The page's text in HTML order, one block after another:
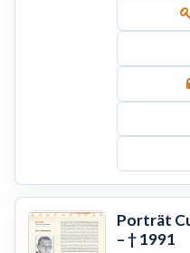
Porträt
– † 1991